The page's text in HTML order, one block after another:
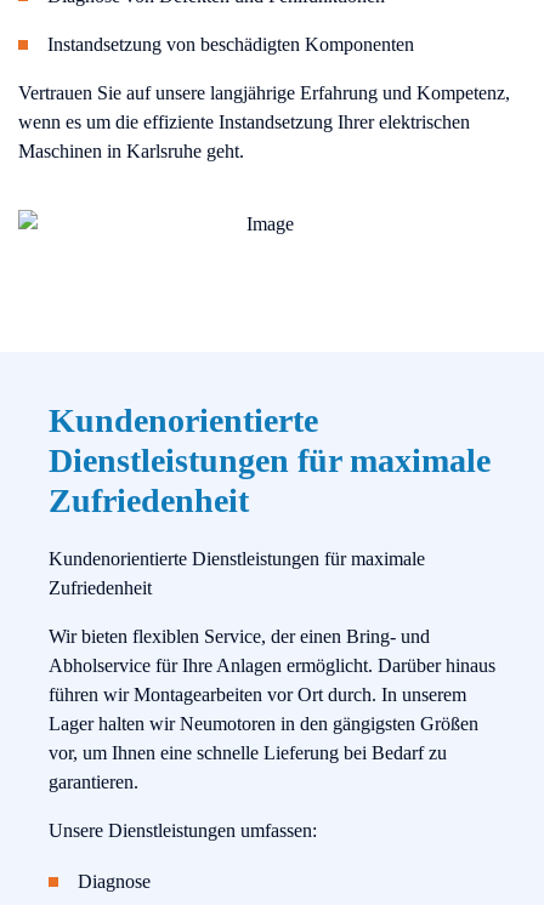
Instandsetzung von beschädigten Komponenten
Vertrauen Sie auf unsere langjährige Erfahrung und Kompetenz,
wenn es um die effiziente Instandsetzung Ihrer elektrischen
Maschinen in Karlsruhe geht.
Kundenorientierte
Dienstleistungen für maximale
Zufriedenheit
Kundenorientierte Dienstleistungen für maximale
Zufriedenheit
Wir bieten flexiblen Service, der einen Bring- und
Abholservice für Ihre Anlagen ermöglicht. Darüber hinaus
führen wir Montagearbeiten vor Ort durch. In unserem
Lager halten wir Neumotoren in den gängigsten Größen
vor, um Ihnen eine schnelle Lieferung bei Bedarf zu
garantieren.
Unsere Dienstleistungen umfassen:
Diagnose